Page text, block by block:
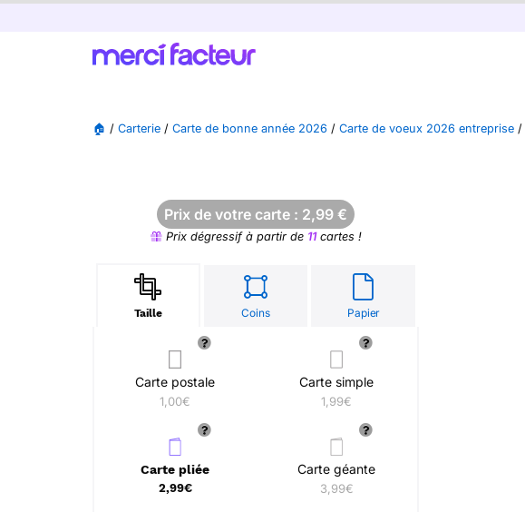
🏠 / Carterie / Carte de bonne année 2026 / Carte de voeux 2026 entreprise /
Prix de votre carte : 2,99 €
Prix dégressif à partir de 11cartes !
Taille Coins Papier
Carte postale
1,00€
Carte simple
1,99€
Carte pliée
2,99€
Carte géante
3,99€